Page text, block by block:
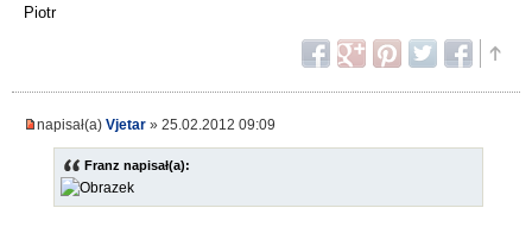
Piotr
napisał(a) Vjetar » 25.02.2012 09:09
Franz napisał(a):